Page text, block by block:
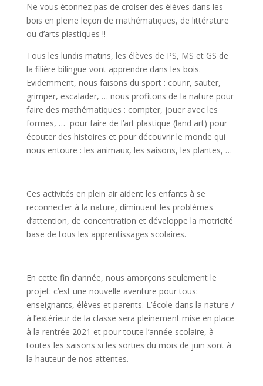
Ne vous étonnez pas de croiser des élèves dans les
bois en pleine leçon de mathématiques, de littérature
ou d’arts plastiques !!
Tous les lundis matins, les élèves de PS, MS et GS de
la filière bilingue vont apprendre dans les bois.
Evidemment, nous faisons du sport : courir, sauter,
grimper, escalader, … nous profitons de la nature pour
faire des mathématiques : compter, jouer avec les
formes, … pour faire de l’art plastique (land art) pour
écouter des histoires et pour découvrir le monde qui
nous entoure : les animaux, les saisons, les plantes, …
Ces activités en plein air aident les enfants à se
reconnecter à la nature, diminuent les problèmes
d’attention, de concentration et développe la motricité
base de tous les apprentissages scolaires.
En cette fin d’année, nous amorçons seulement le
projet: c’est une nouvelle aventure pour tous:
enseignants, élèves et parents. L’école dans la nature /
à l’extérieur de la classe sera pleinement mise en place
à la rentrée 2021 et pour toute l’année scolaire, à
toutes les saisons si les sorties du mois de juin sont à
la hauteur de nos attentes.